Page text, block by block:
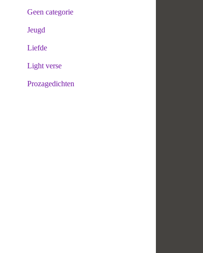
Geen categorie
Jeugd
Liefde
Light verse
Prozagedichten